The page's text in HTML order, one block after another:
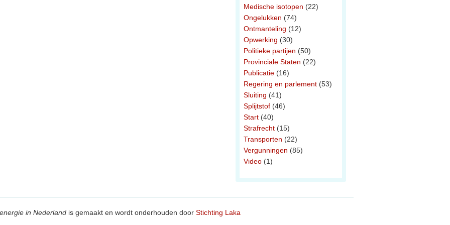
Medische isotopen (22)
Ongelukken (74)
Ontmanteling (12)
Opwerking (30)
Politieke partijen (50)
Provinciale Staten (22)
Publicatie (16)
Regering en parlement (53)
Sluiting (41)
Splijtstof (46)
Start (40)
Strafrecht (15)
Transporten (22)
Vergunningen (85)
Video (1)
in Nederland is gemaakt en wordt onderhouden door Stichting Laka